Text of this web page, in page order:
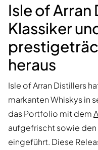
Isle of
Klassiker
heraus
Isle of Arran Distillers
markanten Whiskys in
das Portfolio mit dem
aufgefrischt sowie
eingeführt. Diese